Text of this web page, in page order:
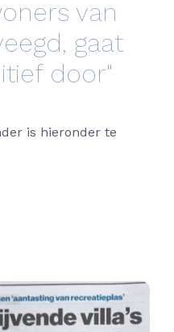
van
gaat
door"
is hieronder te